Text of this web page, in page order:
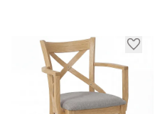
Красный
Показать все
ДЛИНА ТОВАРА